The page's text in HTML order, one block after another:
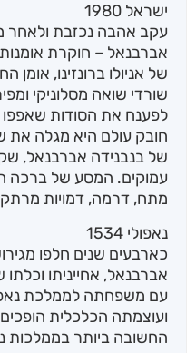
ישראל 1980
עקב אהבה נכזבת ולאחר
אברבנאל – חוקרת אומנות
של אניולו ברונזינו,
שורדי שואה מסלוניקי
לפענח את הסודות
חובק עולם היא מגלה את
של בנבנידה אברבנאל,
עמוקים. המסע של ברכה
מתח, דרמה, דמויות
נאפולי 1534
כארבעים שנים חלפו
אברבנאל, אחייניתו
עם משפחתה לממלכת
ועוצמתה הכלכלית
החשובה ביותר בממלכות